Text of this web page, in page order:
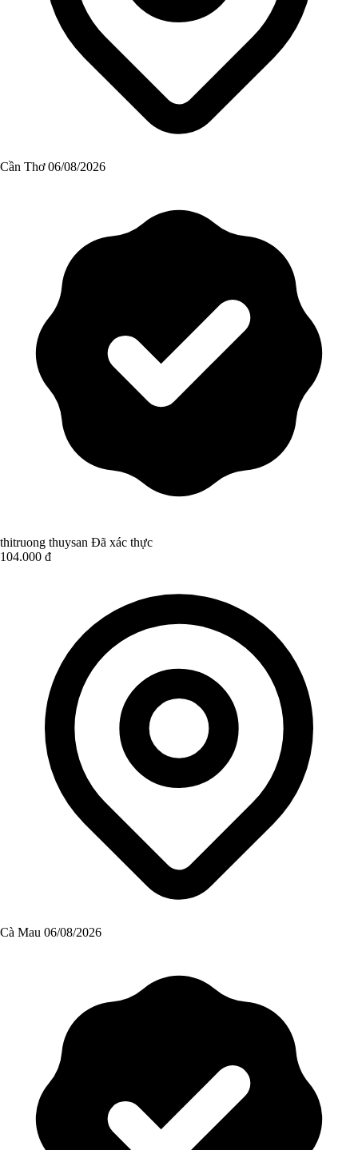
Cần Thơ06/08/2026
thitruong thuysan Đã xác thực
104.000 đ
Cà Mau 06/08/2026